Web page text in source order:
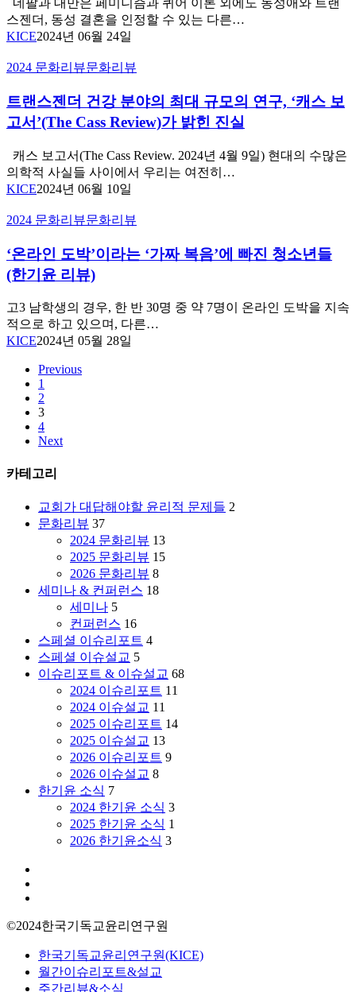
성
결
합
화
를
결
정
했
다.
(한
기
리
뷰)
네팔과 대만은 페미니즘과 퀴어 이론 외에도 동성애와 트랜
스젠더, 동성 결혼을 인정할 수 있는 다른…
KICE2024년 06월 24일
트
스
젠
건
강
분
의
대
규
모
의
연
구,
‘캐
서’(The
Cass
Review)
밝
2024 문화리뷰문화리뷰
트랜스젠더 건강 분야의 최대 규모의 연구, ‘캐스 보
고서’(The Cass Review)가 밝힌 진실
캐스 보고서(The Cass Review. 2024년 4월 9일) 현대의 수많은
의학적 사실들 사이에서 우리는 여전히…
KICE2024년 06월 10일
‘온
인
도
박’이
라
는
‘가
음’에
년
2024 문화리뷰문화리뷰
‘온라인 도박’이라는 ‘가짜 복음’에 빠진 청소년들
(한기윤 리뷰)
고3 남학생의 경우, 한 반 30명 중 약 7명이 온라인 도박을 지속
적으로 하고 있으며, 다른…
KICE2024년 05월 28일
Previous
1
2
3
4
Next
카테고리
교회가 대답해야할 윤리적 문제들 2
문화리뷰 37
2024 문화리뷰 13
2025 문화리뷰 15
2026 문화리뷰 8
세미나 & 컨퍼런스 18
세미나 5
컨퍼런스 16
스페셜 이슈리포트 4
스페셜 이슈설교 5
이슈리포트 & 이슈설교 68
2024 이슈리포트 11
2024 이슈설교 11
2025 이슈리포트 14
2025 이슈설교 13
2026 이슈리포트 9
2026 이슈설교 8
한기윤 소식 7
2024 한기윤 소식 3
2025 한기윤 소식 1
2026 한기윤소식 3
©2024한국기독교윤리연구원
Close
Menu
한국기독교윤리연구원(KICE)
월간이슈리포트&설교
주간리뷰&소식